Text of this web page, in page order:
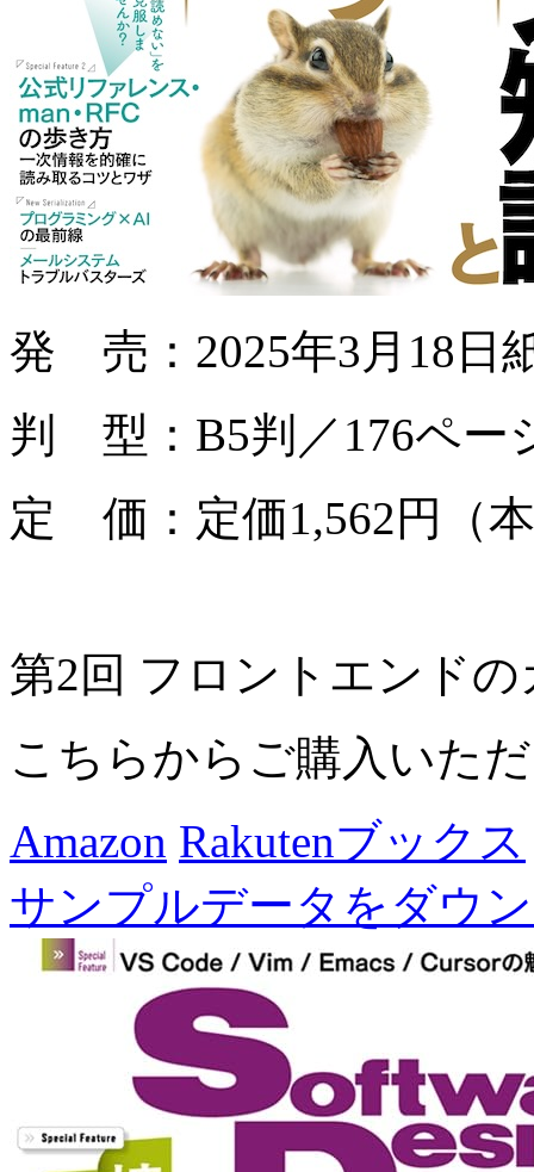
発 売：2025年3月18日
判 型：B5判／176ペー
定 価：定価1,562円（
第2回 フロントエンド
こちらからご購入いた
Amazon Rakutenブックス
サンプルデータをダウ